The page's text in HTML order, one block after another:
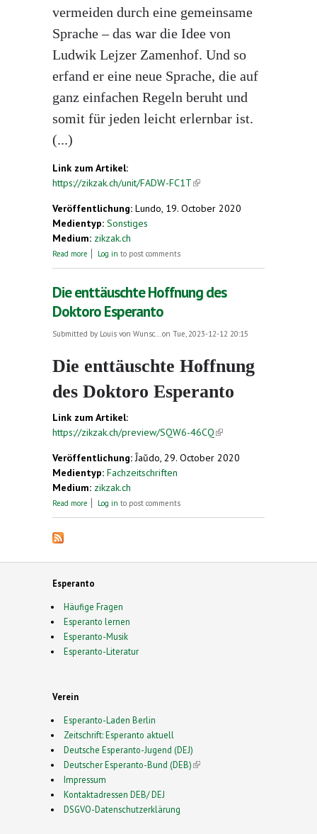
vermeiden durch eine gemeinsame
Sprache – das war die Idee von
Ludwik Lejzer Zamenhof. Und so
erfand er eine neue Sprache, die auf
ganz einfachen Regeln beruht und
somit für jeden leicht erlernbar ist.
(...)
Link zum Artikel:
https://zikzak.ch/unit/FADW-FC1T(link is external)
Veröffentlichung: Lundo, 19. October 2020
Medientyp: Sonstiges
Medium: zikzak.ch
Read more about Esperanto
Log in to post comments
Die enttäuschte Hoffnung des
Doktoro Esperanto
Submitted by Louis von Wunsc... on Tue, 2023-12-12 20:15
Die enttäuschte Hoffnung
des Doktoro Esperanto
Link zum Artikel:
https://zikzak.ch/preview/SQW6-46CQ(link is
Veröffentlichung: Ĵaŭdo, 29. October 2020
Medientyp: Fachzeitschriften
Medium: zikzak.ch
Read more about Die enttäuschte Hoffnung des Doktoro
Log in to post comments
Esperanto
Häufige Fragen
Esperanto lernen
Esperanto-Musik
Esperanto-Literatur
Verein
Esperanto-Laden Berlin
Zeitschrift: Esperanto aktuell
Deutsche Esperanto-Jugend (DEJ)
Deutscher Esperanto-Bund (DEB)(link is external)
Impressum
Kontaktadressen DEB/ DEJ
DSGVO-Datenschutzerklärung